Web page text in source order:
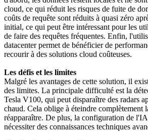
cloud, ce qui réduit les risques de fuite de
coûts de requête sont réduits à quasi zéro
initial, ce qui peut être intéressant pour les
de faire des requêtes fréquentes. Enfin,
datacenter permet de bénéficier de
recourir à des solutions cloud coûteuses.
Les défis et les limites
Malgré les avantages de cette solution, il
des limites. La principale difficulté est la
Tesla V100, qui peut disparaître des radars
chaud. Cela oblige à éteindre complètement
réapparaître. De plus, la configuration de
nécessiter des connaissances techniques